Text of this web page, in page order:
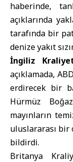
haberinde,
açıklarında
tarafında bir
denize yakıt
İngiliz
açıklamada,
erdirecek bir
Hürmüz
mayınların
uluslararası bir
bildirdi.
Britanya